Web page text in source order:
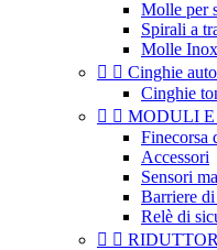
Molle per
Spirali a
Molle Inox
  Cinghie
Cinghie
  MODULI
Finecorsa
Accessori
Sensori
Barriere di
Relè di
 